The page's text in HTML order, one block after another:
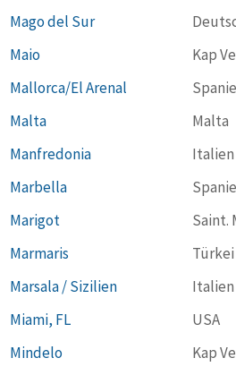
Mago del Sur
Maio
Kap
Mallorca/El Arenal
Malta
Malta
Manfredonia
Italien
Marbella
Marigot
Saint.
Marmaris
Türkei
Marsala / Sizilien
Italien
Miami, FL
USA
Mindelo
Kap